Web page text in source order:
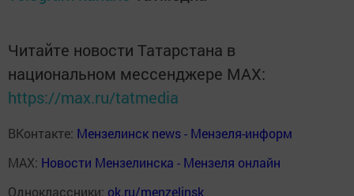
Читайте новости Татарстана в
национальном мессенджере MАХ:
https://max.ru/tatmedia
ВКонтакте: Мензелинск news - Мензеля-информ
MAX: Новости Мензелинска - Мензеля онлайн
Одноклассники: ok.ru/menzelinsk